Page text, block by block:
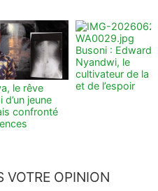
le rêve
d’un jeune
confronté
Busoni : Edward
Nyandwi, le
cultivateur de la
et de l’espoir
VOTRE OPINION